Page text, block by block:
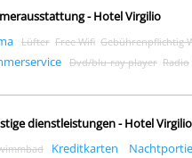
- Hotel Virgilio
Lüfter Free Wifi Gebührenpflichtig
Dvd/blu-ray player Radio
dienstleistungen - Hotel Virgilio
Kreditkarten